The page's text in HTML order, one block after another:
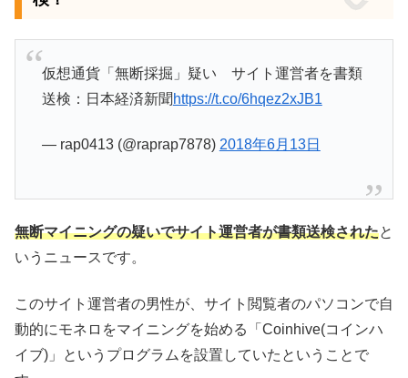
仮想通貨「無断採掘」疑い サイト運営者を書類
送検：日本経済新聞 https://t.co/6hqez2xJB1
— rap0413 (@raprap7878) 2018年6月13日
無断マイニングの疑いでサイト運営者が書類送検されたと
いうニュースです。
このサイト運営者の男性が、サイト閲覧者のパソコンで自
動的にモネロをマイニングを始める「Coinhive(コインハ
イブ)」というプログラムを設置していたということで